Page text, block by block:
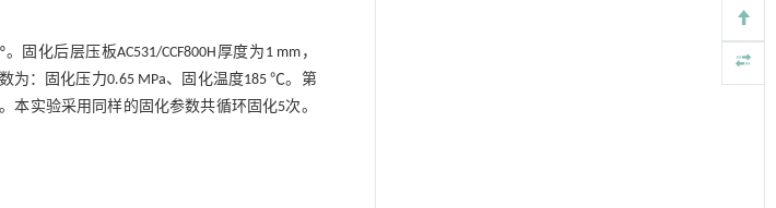
化后层压板AC531/CCF800H厚度为1 mm，
数为：固化压力0.65 MPa、固化温度185 ℃。第
实验采用同样的固化参数共循环固化5次。